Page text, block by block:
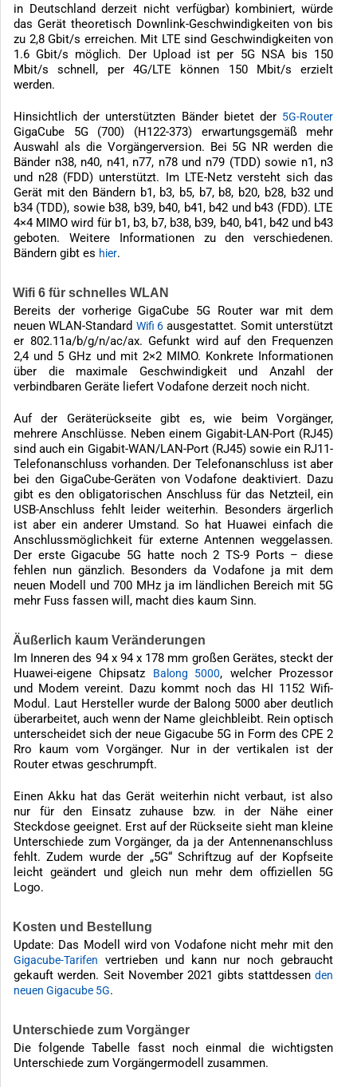
in Deutschland derzeit nicht verfügbar) kombiniert, würde
das Gerät theoretisch Downlink-Geschwindigkeiten von bis
zu 2,8 Gbit/s erreichen. Mit LTE sind Geschwindigkeiten von
1.6 Gbit/s möglich. Der Upload ist per 5G NSA bis 150
Mbit/s schnell, per 4G/LTE können 150 Mbit/s erzielt
werden.
Hinsichtlich der unterstützten Bänder bietet der 5G-Router
GigaCube 5G (700) (H122-373) erwartungsgemäß mehr
Auswahl als die Vorgängerversion. Bei 5G NR werden die
Bänder n38, n40, n41, n77, n78 und n79 (TDD) sowie n1, n3
und n28 (FDD) unterstützt. Im LTE-Netz versteht sich das
Gerät mit den Bändern b1, b3, b5, b7, b8, b20, b28, b32 und
b34 (TDD), sowie b38, b39, b40, b41, b42 und b43 (FDD). LTE
4×4 MIMO wird für b1, b3, b7, b38, b39, b40, b41, b42 und b43
geboten. Weitere Informationen zu den verschiedenen.
Bändern gibt es hier.
Wifi 6 für schnelles WLAN
Bereits der vorherige GigaCube 5G Router war mit dem
neuen WLAN-Standard Wifi 6 ausgestattet. Somit unterstützt
er 802.11a/b/g/n/ac/ax. Gefunkt wird auf den Frequenzen
2,4 und 5 GHz und mit 2×2 MIMO. Konkrete Informationen
über die maximale Geschwindigkeit und Anzahl der
verbindbaren Geräte liefert Vodafone derzeit noch nicht.
Auf der Geräterückseite gibt es, wie beim Vorgänger,
mehrere Anschlüsse. Neben einem Gigabit-LAN-Port (RJ45)
sind auch ein Gigabit-WAN/LAN-Port (RJ45) sowie ein RJ11-
Telefonanschluss vorhanden. Der Telefonanschluss ist aber
bei den GigaCube-Geräten von Vodafone deaktiviert. Dazu
gibt es den obligatorischen Anschluss für das Netzteil, ein
USB-Anschluss fehlt leider weiterhin. Besonders ärgerlich
ist aber ein anderer Umstand. So hat Huawei einfach die
Anschlussmöglichkeit für externe Antennen weggelassen.
Der erste Gigacube 5G hatte noch 2 TS-9 Ports – diese
fehlen nun gänzlich. Besonders da Vodafone ja mit dem
neuen Modell und 700 MHz ja im ländlichen Bereich mit 5G
mehr Fuss fassen will, macht dies kaum Sinn.
Äußerlich kaum Veränderungen
Im Inneren des 94 x 94 x 178 mm großen Gerätes, steckt der
Huawei-eigene Chipsatz
Balong 5000, welcher Prozessor
und Modem vereint. Dazu kommt noch das HI 1152 Wifi-
Modul. Laut Hersteller wurde der Balong 5000 aber deutlich
überarbeitet, auch wenn der Name gleichbleibt. Rein optisch
unterscheidet sich der neue Gigacube 5G in Form des CPE 2
Rro kaum vom Vorgänger. Nur in der vertikalen ist der
Router etwas geschrumpft.
Einen Akku hat das Gerät weiterhin nicht verbaut, ist also
nur für den Einsatz zuhause bzw. in der Nähe einer
Steckdose geeignet. Erst auf der Rückseite sieht man kleine
Unterschiede zum Vorgänger, da ja der Antennenanschluss
fehlt. Zudem wurde der „5G“ Schriftzug auf der Kopfseite
leicht geändert und gleich nun mehr dem offiziellen 5G
Logo.
Kosten und Bestellung
Update: Das Modell wird von Vodafone nicht mehr mit den
Gigacube-Tarifen
vertrieben und kann nur noch gebraucht
gekauft werden. Seit November 2021 gibts stattdessenden
neuen Gigacube 5G.
Unterschiede zum Vorgänger
Die folgende Tabelle fasst noch einmal die wichtigsten
Unterschiede zum Vorgängermodell zusammen.